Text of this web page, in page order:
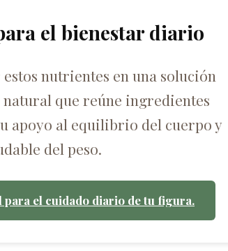
el bienestar diario
nutrientes en una solución
que reúne ingredientes
apoyo al equilibrio del cuerpo y
del peso.
para el cuidado diario de tu figura.